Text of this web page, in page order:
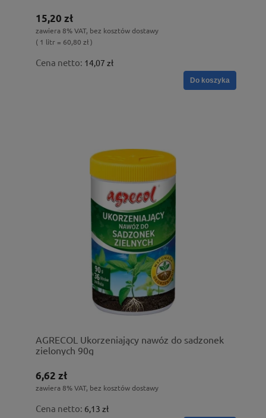
15,20 zł
zawiera 8% VAT, bez kosztów dostawy
( 1 litr = 60,80 zł )
Cena netto: 14,07 zł
Do koszyka
AGRECOL Ukorzeniający nawóz do sadzonek
zielonych 90g
6,62 zł
zawiera 8% VAT, bez kosztów dostawy
Cena netto: 6,13 zł